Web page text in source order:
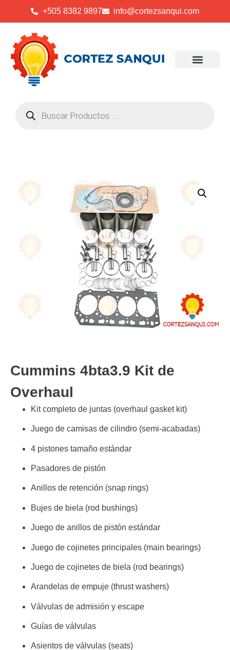
+505 8382 9897 info@cortezsanqui.com
Cummins 4bta3.9 Kit de
Overhaul
Kit completo de juntas (overhaul gasket kit)
Juego de camisas de cilindro (semi‑acabadas)
4 pistones tamaño estándar
Pasadores de pistón
Anillos de retención (snap rings)
Bujes de biela (rod bushings)
Juego de anillos de pistón estándar
Juego de cojinetes principales (main bearings)
Juego de cojinetes de biela (rod bearings)
Arandelas de empuje (thrust washers)
Válvulas de admisión y escape
Guías de válvulas
Asientos de válvulas (seats)